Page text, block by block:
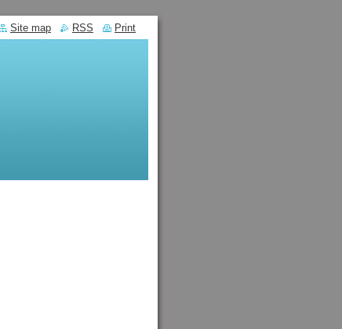
Site map RSS Print